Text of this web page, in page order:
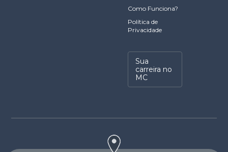
Como Funciona?
Política de
Privacidade
Sua
carreira no
MC